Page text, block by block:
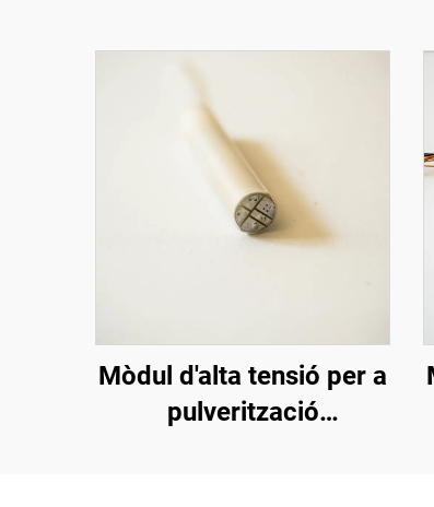
Mòdul d'alta tensió per a
pulverització